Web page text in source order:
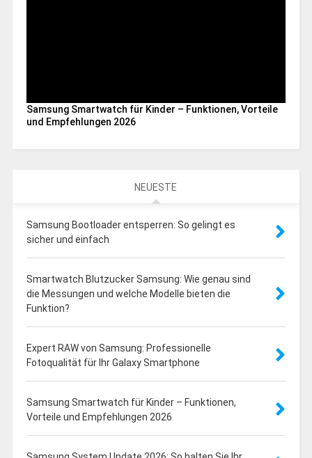
Samsung Smartwatch für Kinder – Funktionen, Vorteile
und Empfehlungen 2026
NEUESTE
Samsung Bootloader entsperren: So gelingt es
sicher und einfach
Smartwatch Blutzucker Samsung: Wie genau sind
die Messungen und welche Modelle bieten die
Funktion?
Expert RAW von Samsung: Professionelle
Fotoqualität für Ihr Galaxy Smartphone
Samsung Smartwatch für Kinder – Funktionen,
Vorteile und Empfehlungen 2026